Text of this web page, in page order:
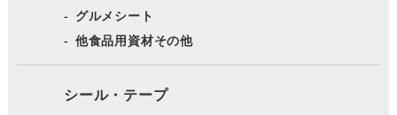
グルメシート
他食品用資材その他
シール・テープ